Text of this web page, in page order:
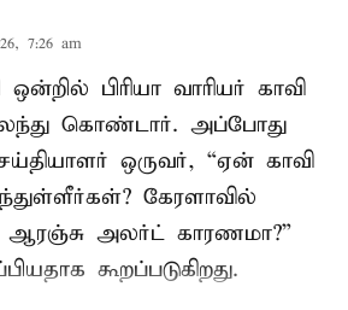
7:26 am
பிரியா வாரியர் காவி
கொண்டார். அப்போது
ஒருவர், “ஏன் காவி
கேரளாவில்
ஆரஞ்சு அலர்ட் காரணமா?”
கூறப்படுகிறது.